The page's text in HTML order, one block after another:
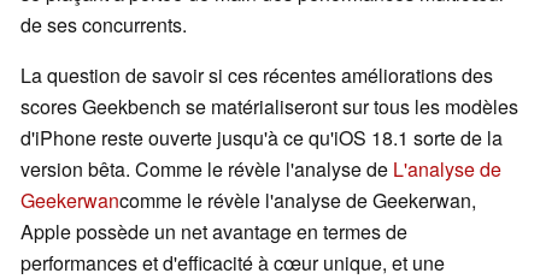
de ses concurrents.
La question de savoir si ces récentes améliorations des
scores Geekbench se matérialiseront sur tous les modèles
d'iPhone reste ouverte jusqu'à ce qu'iOS 18.1 sorte de la
version bêta. Comme le révèle l'analyse de L'analyse de
Geekerwancomme le révèle l'analyse de Geekerwan,
Apple possède un net avantage en termes de
performances et d'efficacité à cœur unique, et une